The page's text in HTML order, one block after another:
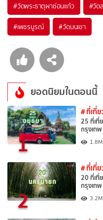
#วัดพระธาตุผาซ่อนแก้ว #วัด
#เพชรบูรณ์ #วัดบนเขา
ยอดนิยมในตอนนี้
1
# ที่เที่
25 ที่เที่
กรุงเท
1.8M
2
# ที่เที่
20 ที่เที่
กรุงเท
3.2M